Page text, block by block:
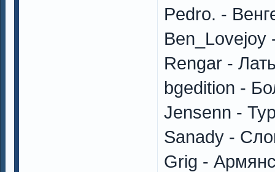
Pedro. -
Ben_Lovejoy
Rengar -
bgedition -
Jensenn -
Sanady -
Grig -